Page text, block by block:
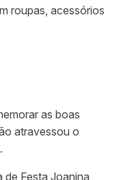
roupas, acessórios
as boas
atravessou o
Festa Joanina,